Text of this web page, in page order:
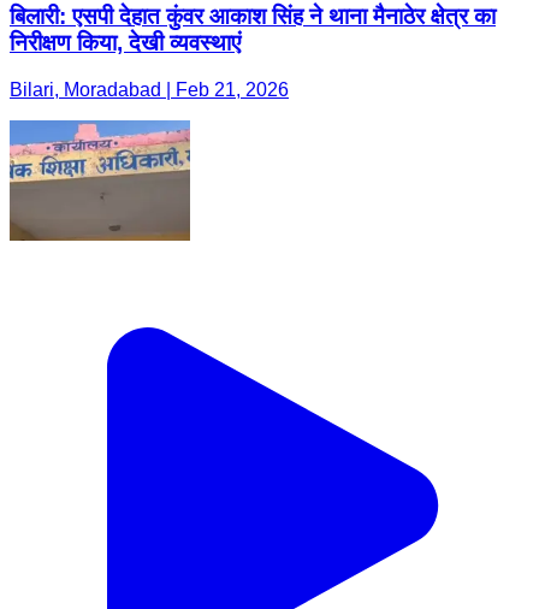
बिलारी: एसपी देहात कुंवर आकाश सिंह ने थाना मैनाठेर क्षेत्र का
निरीक्षण किया, देखी व्यवस्थाएं
Bilari, Moradabad | Feb 21, 2026